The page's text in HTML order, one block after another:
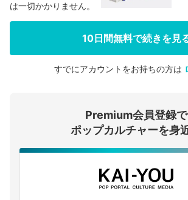
会員登録する
ログインする
は一切かかりません。
10日間無料で続きを見
すでにアカウントをお持ちの方は
Premium会員登録で
ポップカルチャーを身